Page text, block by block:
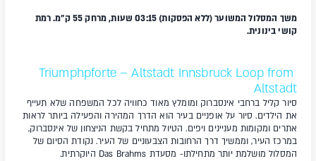
משך המסלול המשוער (ללא הפסקות) 03:15 שעות, מרחק 55 ק"מ. רמת
קושי בינונית.
Triumphpforte – Altstadt Innsbruck Loop from
Altstadt
סיור קליל ברחבי אינסברוק ומומלץ מאוד כחוויה לכל המשפחה שלא תעייף
את הילדים. סיור על אופניים בעיר הוא הדרך המהירה והפעילה ביותר לראות
אתרים ומקומות מעניינים ויפים. הטיול מתחיל בקשת הניצחון של אינסברוק,
במרכז העיר, וממשיך דרך הרחובות הצבעוניים של העיר. נקודת הסיום של
המסלול מושלמת יותר מתחילתו- מסעדת Das Brahms היוקרתית.